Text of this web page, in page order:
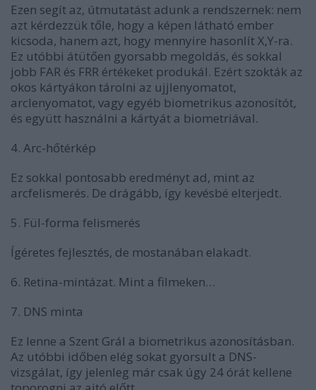
Ezen segít az, útmutatást adunk a rendszernek: nem
azt kérdezzük tőle, hogy a képen látható ember
kicsoda, hanem azt, hogy mennyire hasonlít X,Y-ra.
Ez utóbbi átütően gyorsabb megoldás, és sokkal
jobb FAR és FRR értékeket produkál. Ezért szokták az
okos kártyákon tárolni az ujjlenyomatot,
arclenyomatot, vagy egyéb biometrikus azonosítót,
és együtt használni a kártyát a biometriával.
4. Arc-hőtérkép
Ez sokkal pontosabb eredményt ad, mint az
arcfelismerés. De drágább, így kevésbé elterjedt.
5. Fül-forma felismerés
Ígéretes fejlesztés, de mostanában elakadt.
6. Retina-mintázat. Mint a filmeken…
7. DNS minta
Ez lenne a Szent Grál a biometrikus azonosításban.
Az utóbbi időben elég sokat gyorsult a DNS-
vizsgálat, így jelenleg már csak úgy 24 órát kellene